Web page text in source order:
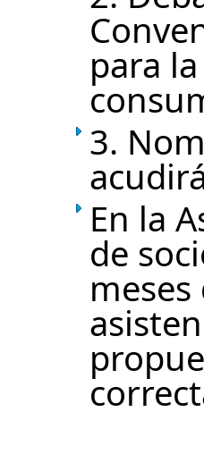
para
En la
de